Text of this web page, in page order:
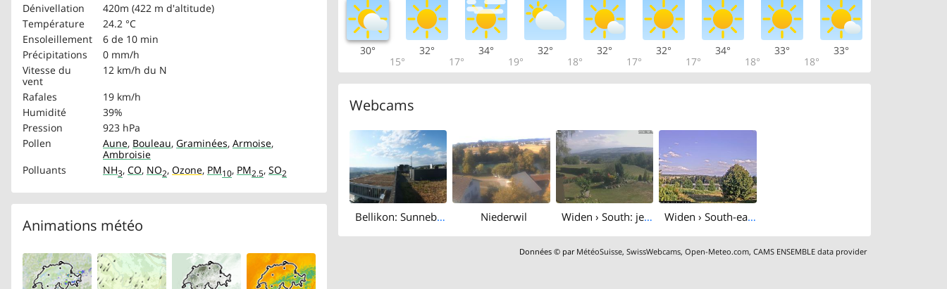
Dénivellation
420m (422 m d'altitude)
Température
24.2 °C
Ensoleillement
6 de 10 min
Précipitations
0 mm/h
Vitesse du
vent
12 km/h du N
Rafales
19 km/h
Humidité
39%
Pression
923 hPa
Pollen
Aune, Bouleau, Graminées, Armoise,
Ambroisie
Polluants
NH3, CO, NO2, Ozone, PM10, PM2.5, SO2
Animations météo
30°
15°
32°
17°
34°
19°
32°
18°
32°
17°
32°
17°
34°
18°
33°
18°
33°
Webcams
Bellikon: Sunneberg: Rehaklinik Bellikon Niederwil Widen › South: jerocam Widen › South-east: Sportzentrum Burkertsmatt
Données © par MétéoSuisse,SwissWebcams,Open-Meteo.com,CAMS ENSEMBLE data provider